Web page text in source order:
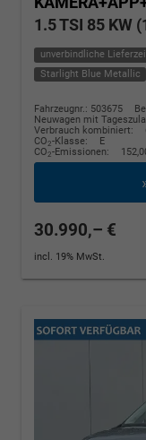
1.5 TSI 85 KW
unverbindliche
Starlight Blue Metallic
Fahrzeugnr.: 503675
Neuwagen mit
Verbrauch kombiniert:
CO2-Klasse:
E
CO2-Emissionen:
30.990,– €
incl. 19% MwSt.